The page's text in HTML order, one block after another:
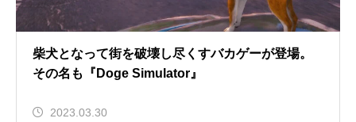
柴犬となって街を破壊し尽くすバカゲーが登場。
その名も『Doge Simulator』
2023.03.30